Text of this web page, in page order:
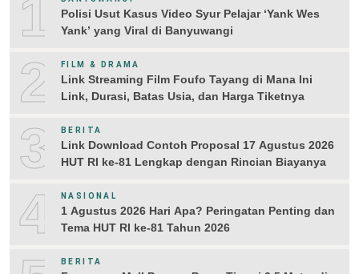
1
Polisi Usut Kasus Video Syur Pelajar ‘Yank Wes
Yank’ yang Viral di Banyuwangi
2 FILM & DRAMA
Link Streaming Film Foufo Tayang di Mana Ini
Link, Durasi, Batas Usia, dan Harga Tiketnya
3 BERITA
Link Download Contoh Proposal 17 Agustus 2026
HUT RI ke-81 Lengkap dengan Rincian Biayanya
4 NASIONAL
1 Agustus 2026 Hari Apa? Peringatan Penting dan
Tema HUT RI ke-81 Tahun 2026
BERITA